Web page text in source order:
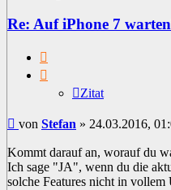
Re: Auf iPhone 7
Zitat
Beitrag
von Stefan » 24.03.2016,
Kommt darauf an, worauf du
Ich sage "JA", wenn du die
solche Features nicht in vollem